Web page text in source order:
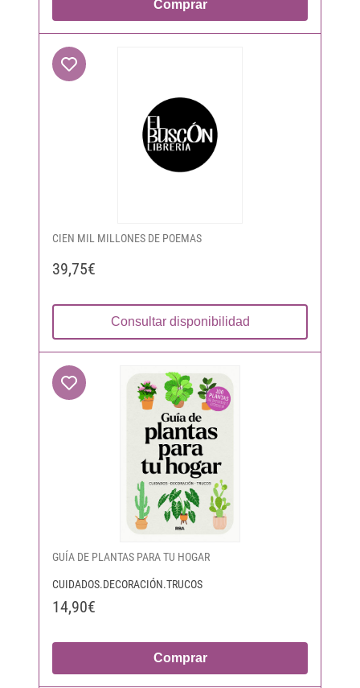
Comprar
CIEN MIL MILLONES DE POEMAS
39,75€
Consultar disponibilidad
GUÍA DE PLANTAS PARA TU HOGAR
CUIDADOS.DECORACIÓN.TRUCOS
14,90€
Comprar